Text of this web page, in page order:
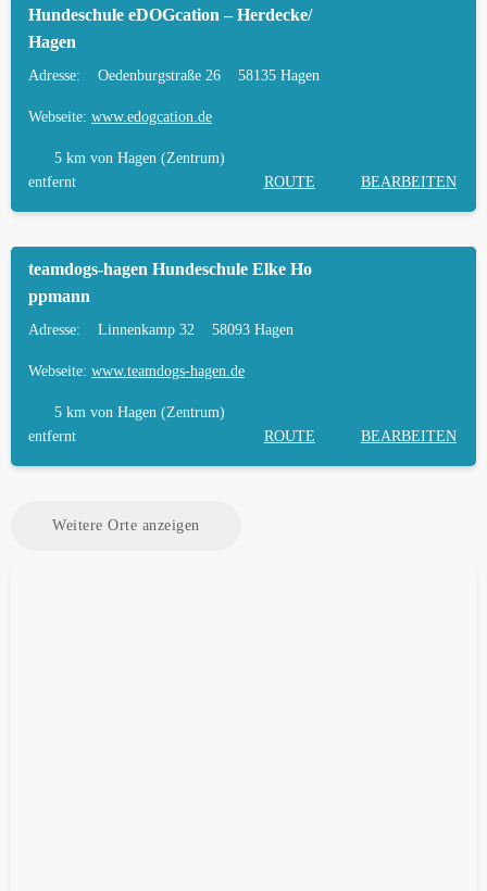
Hundeschule eDOGcation – Herdecke/
Hagen
Adresse: Oedenburgstraße 26 58135 Hagen
Webseite: www.edogcation.de
5 km von Hagen (Zentrum)
entfernt
ROUTE BEARBEITEN
teamdogs-hagen Hundeschule Elke Ho
ppmann
Adresse: Linnenkamp 32 58093 Hagen
Webseite: www.teamdogs-hagen.de
5 km von Hagen (Zentrum)
entfernt
ROUTE BEARBEITEN
Weitere Orte anzeigen